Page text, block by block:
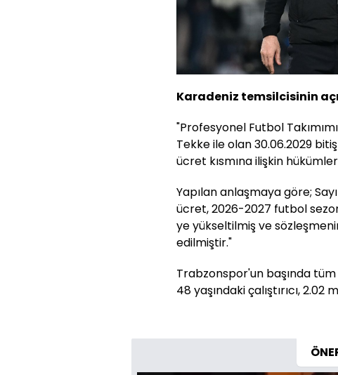
Karadeniz temsilcisinin
"Profesyonel Futbol
Tekke ile olan 30.06.2029
ücret kısmına ilişkin
Yapılan anlaşmaya göre;
ücret, 2026-2027 futbol
ye yükseltilmiş ve
edilmiştir."
Trabzonspor'un başında
48 yaşındaki çalıştırıcı,